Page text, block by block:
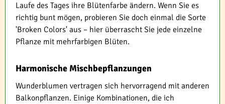
Laufe des Tages ihre Blütenfarbe ändern. Wenn Sie es
richtig bunt mögen, probieren Sie doch einmal die Sorte
'Broken Colors' aus – hier überrascht Sie jede einzelne
Pflanze mit mehrfarbigen Blüten.
Harmonische Mischbepflanzungen
Wunderblumen vertragen sich hervorragend mit anderen
Balkonpflanzen. Einige Kombinationen, die ich